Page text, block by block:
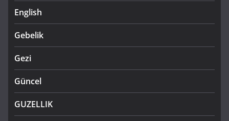
English
Gebelik
Gezi
Güncel
GUZELLIK